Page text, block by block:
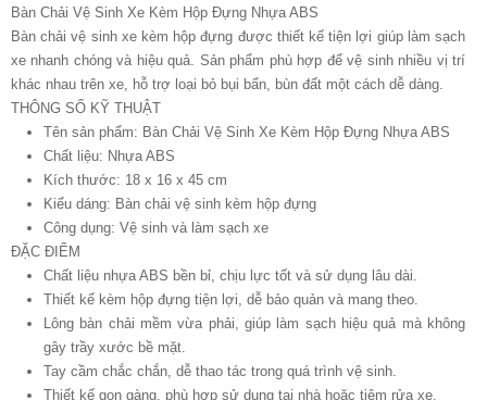
Bàn Chải Vệ Sinh Xe Kèm Hộp Đựng Nhựa ABS
Bàn chải vệ sinh xe kèm hộp đựng được thiết kế tiện lợi giúp làm sạch
xe nhanh chóng và hiệu quả. Sản phẩm phù hợp để vệ sinh nhiều vị trí
khác nhau trên xe, hỗ trợ loại bỏ bụi bẩn, bùn đất một cách dễ dàng.
THÔNG SỐ KỸ THUẬT
Tên sản phẩm: Bàn Chải Vệ Sinh Xe Kèm Hộp Đựng Nhựa ABS
Chất liệu: Nhựa ABS
Kích thước: 18 x 16 x 45 cm
Kiểu dáng: Bàn chải vệ sinh kèm hộp đựng
Công dụng: Vệ sinh và làm sạch xe
ĐẶC ĐIỂM
Chất liệu nhựa ABS bền bỉ, chịu lực tốt và sử dụng lâu dài.
Thiết kế kèm hộp đựng tiện lợi, dễ bảo quản và mang theo.
Lông bàn chải mềm vừa phải, giúp làm sạch hiệu quả mà không
gây trầy xước bề mặt.
Tay cầm chắc chắn, dễ thao tác trong quá trình vệ sinh.
Thiết kế gọn gàng, phù hợp sử dụng tại nhà hoặc tiệm rửa xe.